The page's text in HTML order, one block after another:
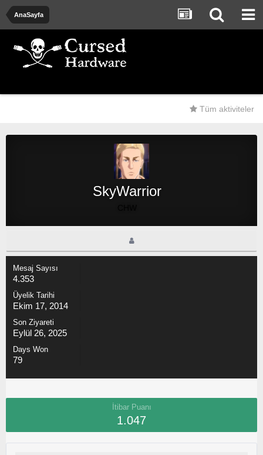
AnaSayfa
Tüm aktiviteler
SkyWarrior
Mesaj Sayısı
4.353
Üyelik Tarihi
Ekim 17, 2014
Son Ziyareti
Eylül 26, 2025
Days Won
79
İtibar Puanı
1.047